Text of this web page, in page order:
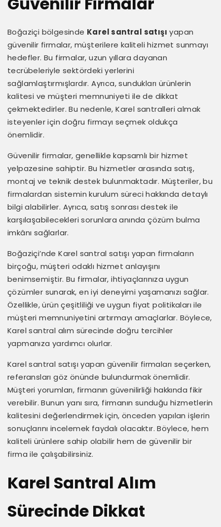
Boğaziçi bölgesinde Karel santral satışı yapan
güvenilir firmalar, müşterilere kaliteli hizmet sunmayı
hedefler. Bu firmalar, uzun yıllara dayanan
tecrübeleriyle sektördeki yerlerini
sağlamlaştırmışlardır. Ayrıca, sundukları ürünlerin
kalitesi ve müşteri memnuniyeti ile de dikkat
çekmektedirler. Bu nedenle, Karel santralleri almak
isteyenler için doğru firmayı seçmek oldukça
önemlidir.
Güvenilir firmalar, genellikle kapsamlı bir hizmet
yelpazesine sahiptir. Bu hizmetler arasında satış,
montaj ve teknik destek bulunmaktadır. Müşteriler, bu
firmalardan sistemin kurulum süreci hakkında detaylı
bilgi alabilirler. Ayrıca, satış sonrası destek ile
karşılaşabilecekleri sorunlara anında çözüm bulma
imkânı sağlarlar.
Boğaziçi’nde Karel santral satışı yapan firmaların
birçoğu, müşteri odaklı hizmet anlayışını
benimsemiştir. Bu firmalar, ihtiyaçlarınıza uygun
çözümler sunarak, en iyi deneyimi yaşamanızı sağlar.
Özellikle, ürün çeşitliliği ve uygun fiyat politikaları ile
müşteri memnuniyetini artırmayı amaçlarlar. Böylece,
Karel santral alım sürecinde doğru tercihler
yapmanıza yardımcı olurlar.
Karel santral satışı yapan güvenilir firmaları seçerken,
referansları göz önünde bulundurmak önemlidir.
Müşteri yorumları, firmanın güvenilirliği hakkında fikir
verebilir. Bunun yanı sıra, firmanın sunduğu hizmetlerin
kalitesini değerlendirmek için, önceden yapılan işlerin
sonuçlarını incelemek faydalı olacaktır. Böylece, hem
kaliteli ürünlere sahip olabilir hem de güvenilir bir
firma ile çalışabilirsiniz.
Karel Santral Alım
Sürecinde Dikkat